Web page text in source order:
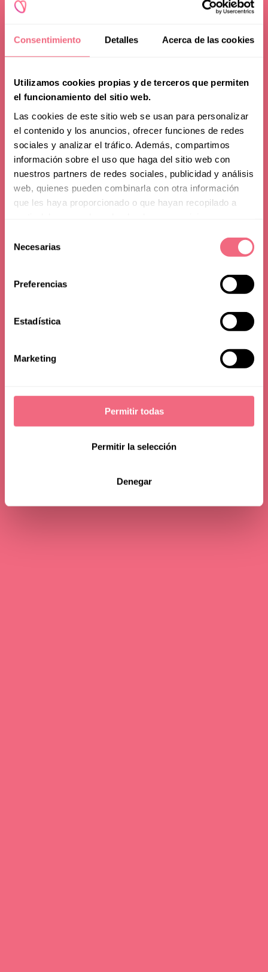
Consentimiento Detalles Acerca de las cookies
Utilizamos cookies propias y de terceros que permiten
el funcionamiento del sitio web.
Las cookies de este sitio web se usan para personalizar
el contenido y los anuncios, ofrecer funciones de redes
sociales y analizar el tráfico. Además, compartimos
información sobre el uso que haga del sitio web con
nuestros partners de redes sociales, publicidad y análisis
web, quienes pueden combinarla con otra información
que les haya proporcionado o que hayan recopilado a
Necesarias
Preferencias
Estadística
Marketing
Permitir todas
Permitir la selección
Denegar
Feminización de